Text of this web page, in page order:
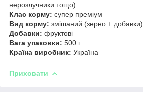
нерозлучники тощо)
Клас корму: супер преміум
Вид корму: змішаний (зерно + добавки)
Добавки: фруктові
Вага упаковки: 500 г
Країна виробник: Україна
Приховати